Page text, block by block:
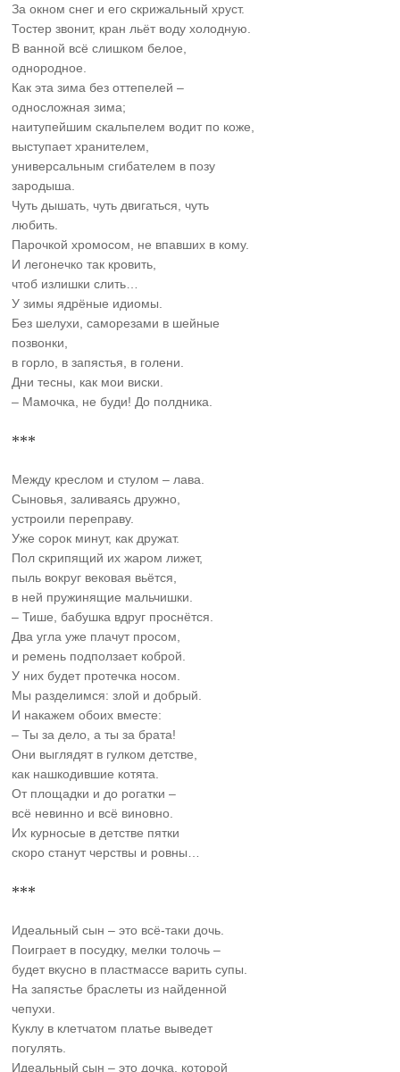
За окном снег и его скрижальный хруст.
Тостер звонит, кран льёт воду холодную.
В ванной всё слишком белое,
однородное.
Как эта зима без оттепелей –
односложная зима;
наитупейшим скальпелем водит по коже,
выступает хранителем,
универсальным сгибателем в позу
зародыша.
Чуть дышать, чуть двигаться, чуть
любить.
Парочкой хромосом, не впавших в кому.
И легонечко так кровить,
чтоб излишки слить…
У зимы ядрёные идиомы.
Без шелухи, саморезами в шейные
позвонки,
в горло, в запястья, в голени.
Дни тесны, как мои виски.
– Мамочка, не буди! До полдника.
***
Между креслом и стулом – лава.
Сыновья, заливаясь дружно,
устроили переправу.
Уже сорок минут, как дружат.
Пол скрипящий их жаром лижет,
пыль вокруг вековая вьётся,
в ней пружинящие мальчишки.
– Тише, бабушка вдруг проснётся.
Два угла уже плачут просом,
и ремень подползает коброй.
У них будет протечка носом.
Мы разделимся: злой и добрый.
И накажем обоих вместе:
– Ты за дело, а ты за брата!
Они выглядят в гулком детстве,
как нашкодившие котята.
От площадки и до рогатки –
всё невинно и всё виновно.
Их курносые в детстве пятки
скоро станут черствы и ровны…
***
Идеальный сын – это всё-таки дочь.
Поиграет в посудку, мелки толочь –
будет вкусно в пластмассе варить супы.
На запястье браслеты из найденной
чепухи.
Куклу в клетчатом платье выведет
погулять.
Идеальный сын – это дочка, которой